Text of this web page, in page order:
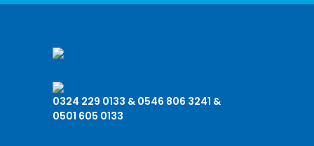
0324 229 0133 & 0546 806 3241 &
0501 605 0133